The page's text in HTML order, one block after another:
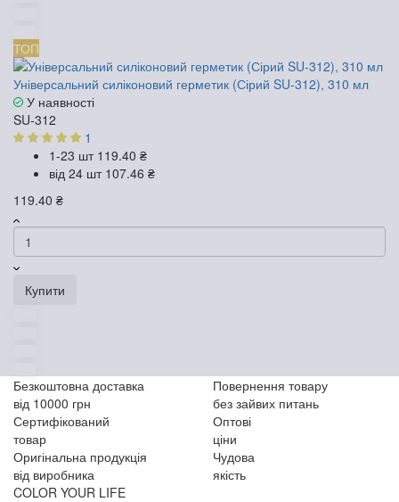
ТОП
Універсальний силіконовий герметик (Сірий SU-312), 310 мл
У наявності
SU-312
1
1-23 шт 119.40 ₴
від 24 шт 107.46 ₴
119.40 ₴
Купити
Безкоштовна доставка
від 10000 грн
Повернення товару
без зайвих питань
Сертифікований
товар
Оптові
ціни
Оригінальна продукція
від виробника
Чудова
якість
COLOR YOUR LIFE